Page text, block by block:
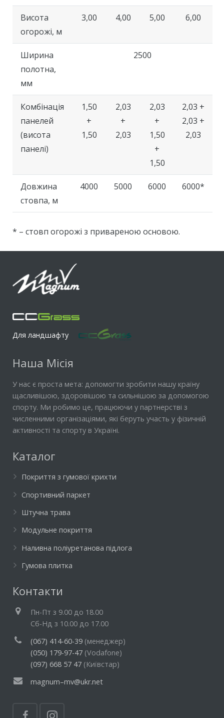
Висота
огорожі, м
3,00 4,00 5,00 6,00
Ширина
полотна,
мм
2500
Комбінація
панелей
(висота
панелі)
1,50
+
1,50
2,03
+
2,03
2,03
+
1,50
+
1,50
2,03 +
2,03 +
2,03
Довжина
стовпа, м
4000 5000 6000 6000*
* – стовп огорожі з привареною основою.
Для ландшафту
Наша Місія
У нас є проста мета: допомогти зробити нашу країну
щасливішою, здоровішою та сильнішою за допомогою
спорту. Ми робимо це, працюючи у партнерстві з
численними організаціями, які беруть участь у фізичній
активності та спорту в Україні.
Каталог
Покриття з гумової крихти
Спортивний паркет
Штучна трава
Модульне покриття
Наливна поліуретанова підлога
Гумова плитка
Контакти
Пн-Пт з 9.00 до 18.00
Cб-Нд з 10.00 до 17.00
(067) 414-60-39 (менеджер)
(050) 179-97-47 (Vodafone)
(097) 668 57 47 (Київстар)
magnum–mv@ukr.net